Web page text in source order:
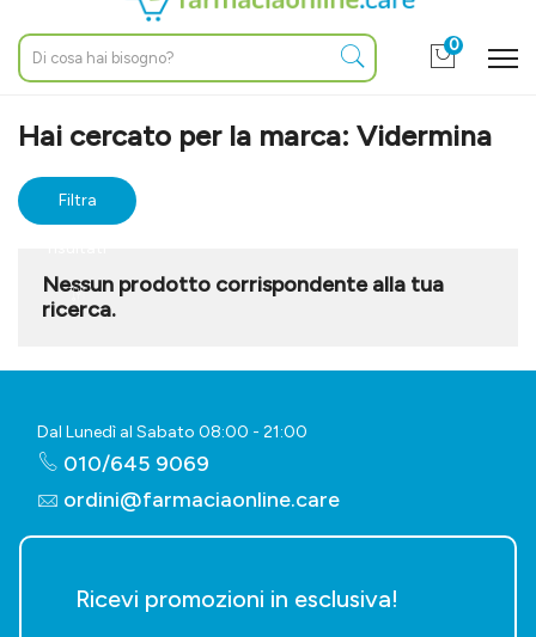
0
Home Marche parafarmaci Vidermina
Hai cercato per la marca: Vidermina
Filtra
Nessun prodotto corrispondente alla tua
ricerca.
Dal Lunedì al Sabato 08:00 - 21:00
010/645 9069
ordini@farmaciaonline.care
Ricevi promozioni in esclusiva!